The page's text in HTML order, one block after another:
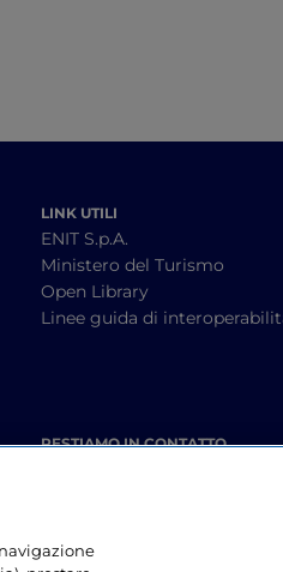
LINK UTILI
ENIT S.p.A.
Ministero del Turismo
Open Library
Linee guida di
RESTIAMO IN CONTATTO